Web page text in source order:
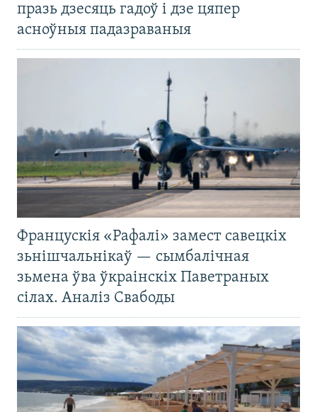
празь дзесяць гадоў і дзе цяпер
асноўныя падазраваныя
Францускія «Рафалі» замест савецкіх
зьнішчальнікаў — сымбалічная
зьмена ўва ўкраінскіх Паветраных
сілах. Аналіз Свабоды